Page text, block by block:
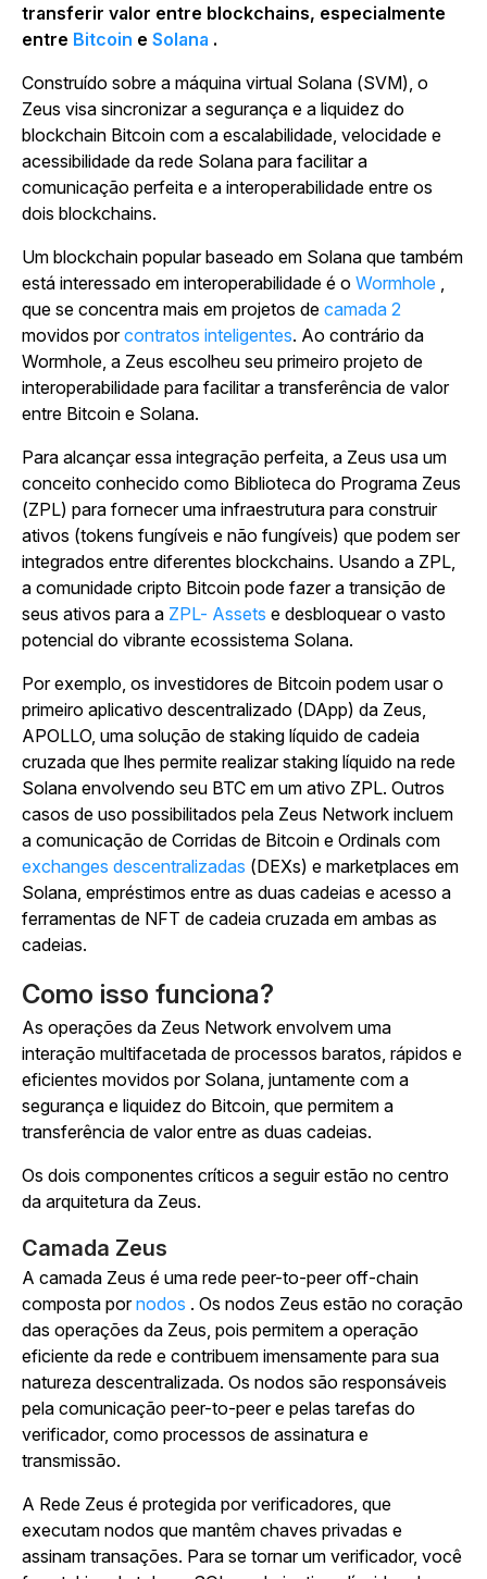
transferir valor entre blockchains, especialmente
entre Bitcoin e Solana .
Construído sobre a máquina virtual Solana (SVM), o
Zeus visa sincronizar a segurança e a liquidez do
blockchain Bitcoin com a escalabilidade, velocidade e
acessibilidade da rede Solana para facilitar a
comunicação perfeita e a interoperabilidade entre os
dois blockchains.
Um blockchain popular baseado em Solana que também
está interessado em interoperabilidade é o Wormhole ,
que se concentra mais em projetos de camada 2
movidos porcontratos inteligentes. Ao contrário da
Wormhole, a Zeus escolheu seu primeiro projeto de
interoperabilidade para facilitar a transferência de valor
entre Bitcoin e Solana.
Para alcançar essa integração perfeita, a Zeus usa um
conceito conhecido como Biblioteca do Programa Zeus
(ZPL) para fornecer uma infraestrutura para construir
ativos (tokens fungíveis e não fungíveis) que podem ser
integrados entre diferentes blockchains. Usando a ZPL,
a comunidade cripto Bitcoin pode fazer a transição de
seus ativos para a ZPL- Assets e desbloquear o vasto
potencial do vibrante ecossistema Solana.
Por exemplo, os investidores de Bitcoin podem usar o
primeiro aplicativo descentralizado (DApp) da Zeus,
APOLLO, uma solução de staking líquido de cadeia
cruzada que lhes permite realizar staking líquido na rede
Solana envolvendo seu BTC em um ativo ZPL. Outros
casos de uso possibilitados pela Zeus Network incluem
a comunicação de Corridas de Bitcoin e Ordinals com
exchanges descentralizadas (DEXs) e marketplaces em
Solana, empréstimos entre as duas cadeias e acesso a
ferramentas de NFT de cadeia cruzada em ambas as
cadeias.
Como isso funciona?
As operações da Zeus Network envolvem uma
interação multifacetada de processos baratos, rápidos e
eficientes movidos por Solana, juntamente com a
segurança e liquidez do Bitcoin, que permitem a
transferência de valor entre as duas cadeias.
Os dois componentes críticos a seguir estão no centro
da arquitetura da Zeus.
Camada Zeus
A camada Zeus é uma rede peer-to-peer off-chain
composta pornodos . Os nodos Zeus estão no coração
das operações da Zeus, pois permitem a operação
eficiente da rede e contribuem imensamente para sua
natureza descentralizada. Os nodos são responsáveis
pela comunicação peer-to-peer e pelas tarefas do
verificador, como processos de assinatura e
transmissão.
A Rede Zeus é protegida por verificadores, que
executam nodos que mantêm chaves privadas e
assinam transações. Para se tornar um verificador, você